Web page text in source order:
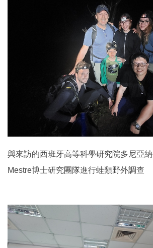
與來訪的西班牙高等科學研究院多尼亞
Mestre博士研究團隊進行蛙類野外調查